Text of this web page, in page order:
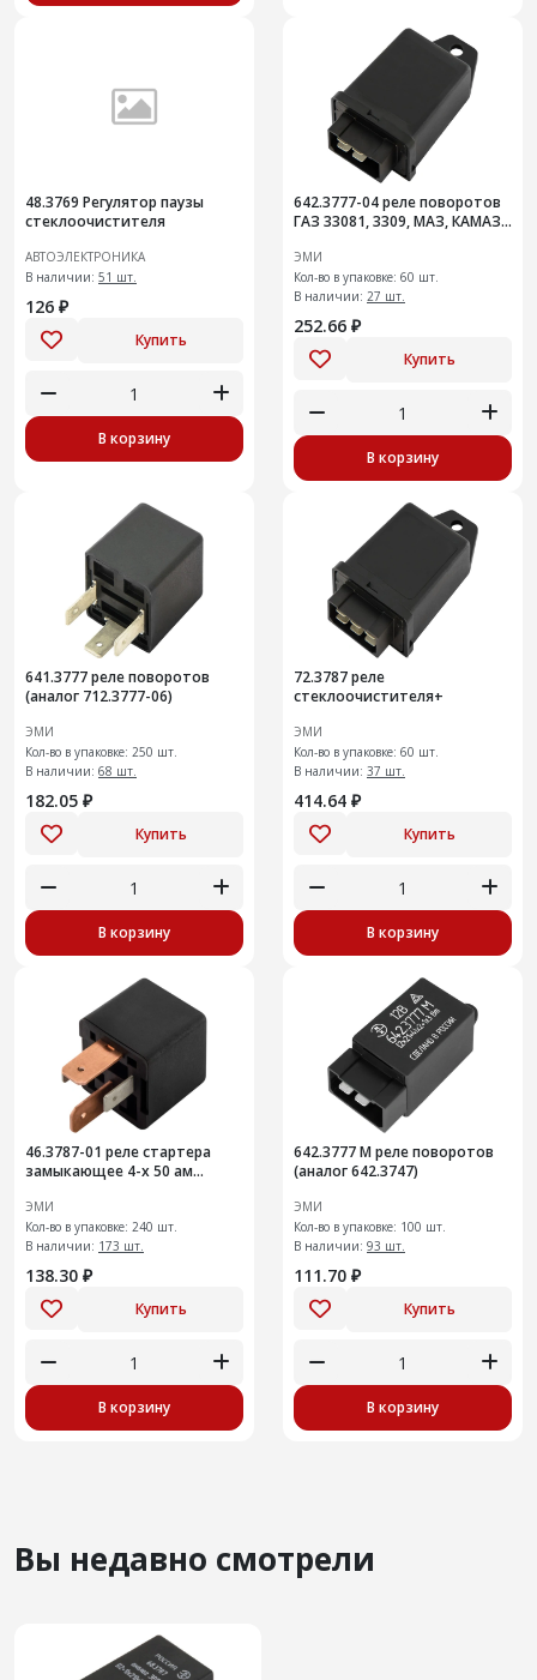
48.3769 Регулятор паузы
стеклоочистителя
АВТОЭЛЕКТРОНИКА
В наличии: 51 шт.
126 ₽
Купить
В корзину
642.3777-04 реле поворотов
ГАЗ 33081, 3309, МАЗ, КАМАЗ
ЭМИ
Кол-во в упаковке: 60 шт.
В наличии: 27 шт.
252.66 ₽
Купить
В корзину
641.3777 реле поворотов
(аналог 712.3777-06)
ЭМИ
Кол-во в упаковке: 250 шт.
В наличии: 68 шт.
182.05 ₽
Купить
В корзину
72.3787 реле
стеклоочистителя+
ЭМИ
Кол-во в упаковке: 60 шт.
В наличии: 37 шт.
414.64 ₽
Купить
В корзину
46.3787-01 реле стартера
замыкающее 4-х 50 ам
ЭМИ
Кол-во в упаковке: 240 шт.
В наличии: 173 шт.
138.30 ₽
Купить
В корзину
642.3777 М реле поворотов
(аналог 642.3747)
ЭМИ
Кол-во в упаковке: 100 шт.
В наличии: 93 шт.
111.70 ₽
Купить
В корзину
Вы недавно смотрели